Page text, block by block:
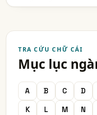
TRA CỨU CHỮ CÁI
Mục lục
A B C D
K
L M N